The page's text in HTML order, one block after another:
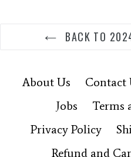
BACK TO
About Us Contact
Jobs
Terms
Privacy Policy
Refund and